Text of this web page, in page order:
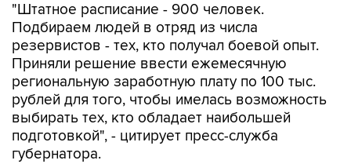
"Штатное расписание - 900 человек.
Подбираем людей в отряд из числа
резервистов - тех, кто получал боевой опыт.
Приняли решение ввести ежемесячную
региональную заработную плату по 100 тыс.
рублей для того, чтобы имелась возможность
выбирать тех, кто обладает наибольшей
подготовкой", - цитирует пресс-служба
губернатора.